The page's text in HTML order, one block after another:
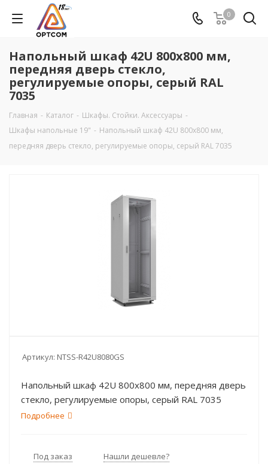
0
Напольный шкаф 42U 800х800 мм,
передняя дверь стекло,
регулируемые опоры, серый RAL
7035
Главная - Каталог - Шкафы. Стойки. Аксесcуары -
Шкафы напольные 19" - Напольный шкаф 42U 800х800 мм,
передняя дверь стекло, регулируемые опоры, серый RAL 7035
Артикул: NTSS-R42U8080GS
Напольный шкаф 42U 800х800 мм, передняя дверь
стекло, регулируемые опоры, серый RAL 7035
Подробнее
Под заказ Нашли дешевле?